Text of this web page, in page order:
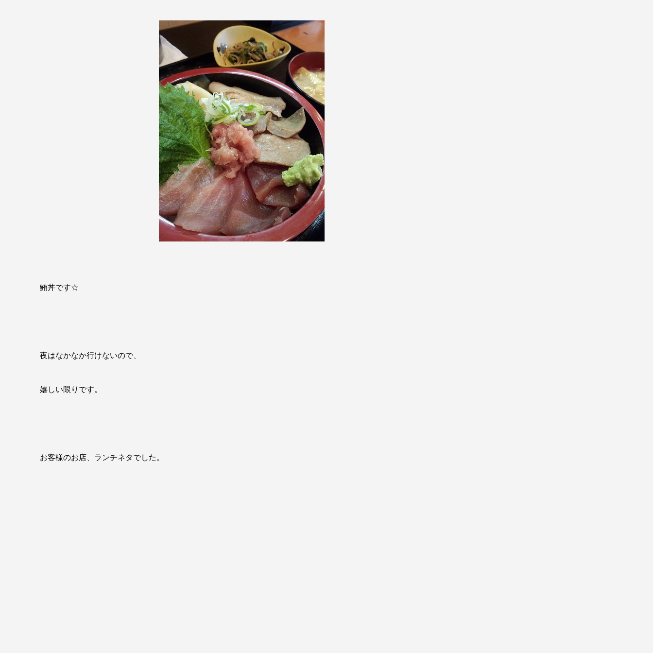
鮪丼です☆
夜はなかなか行けないので、
嬉しい限りです。
お客様のお店、ランチネタでした。